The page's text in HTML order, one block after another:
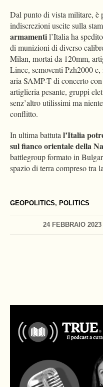
GEOPOLITICS, POLITICS
24 FEBBRAIO 2023
Dal punto di vista militare, è
indiscrezioni uscite sulla
armamentil’Italia ha
di munizioni di diverso
Milan, mortai da 120mm,
Lince, semoventi Pzh2000
aria SAMP-T di concerto
artiglieria pesante, gruppi
senz’altro utilissimi ma
conflitto.
In ultima battutal’Italia
sul fianco orientale della
battlegroup formato in
spazio di terra compreso tra